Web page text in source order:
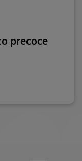
precoce